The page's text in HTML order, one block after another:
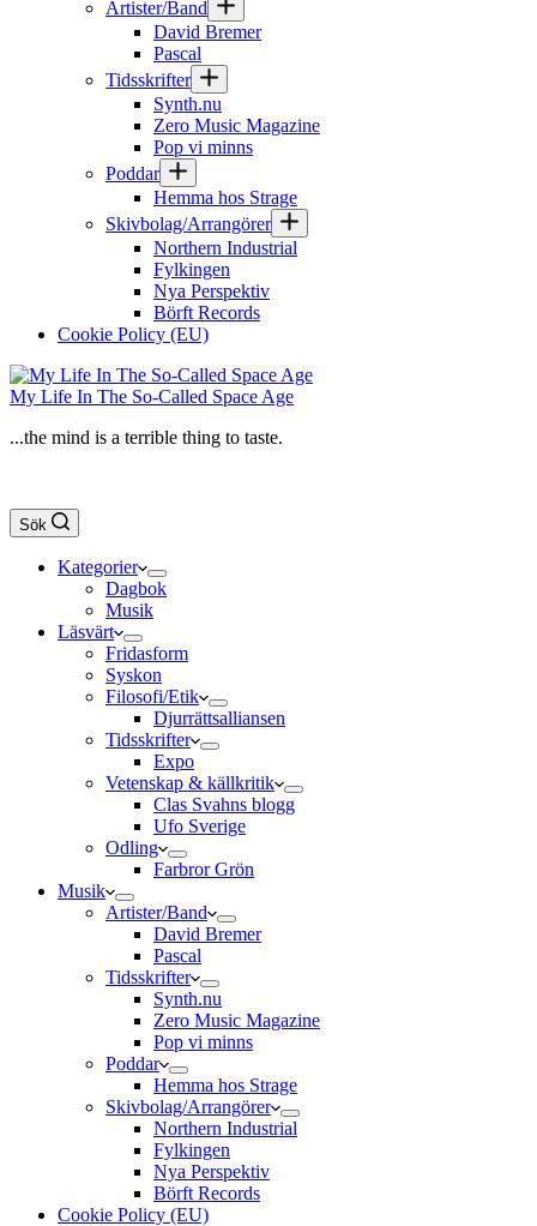
Artister/Band
David Bremer
Pascal
Tidsskrifter
Synth.nu
Zero Music Magazine
Pop vi minns
Poddar
Hemma hos Strage
Skivbolag/Arrangörer
Northern Industrial
Fylkingen
Nya Perspektiv
Börft Records
Cookie Policy (EU)
My Life In The So-Called Space Age
...the mind is a terrible thing to taste.
Sök
Kategorier
Dagbok
Musik
Läsvärt
Fridasform
Syskon
Filosofi/Etik
Djurrättsalliansen
Tidsskrifter
Expo
Vetenskap & källkritik
Clas Svahns blogg
Ufo Sverige
Odling
Farbror Grön
Musik
Artister/Band
David Bremer
Pascal
Tidsskrifter
Synth.nu
Zero Music Magazine
Pop vi minns
Poddar
Hemma hos Strage
Skivbolag/Arrangörer
Northern Industrial
Fylkingen
Nya Perspektiv
Börft Records
Cookie Policy (EU)